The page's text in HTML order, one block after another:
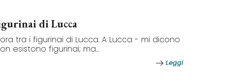
di Lucca
tra i figurinai di Lucca. A Lucca - mi dicono
esistono figurinai; ma...
Leggi